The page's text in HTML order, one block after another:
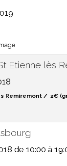
Etienne lès
Remiremont 2€
de 10:00 à